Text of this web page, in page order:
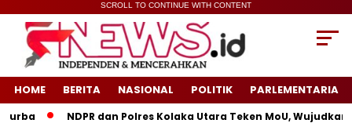
SCROLL TO CONTINUE WITH CONTENT
HOME BERITA NASIONAL POLITIK PARLEMENTARIA
NDPR dan Polres Kolaka Utara Teken MoU, Wujudkan